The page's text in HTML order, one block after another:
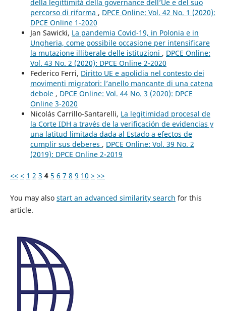
della legittimità della governance dell’Ue e del suo
percorso di riforma , DPCE Online: Vol. 42 No. 1 (2020):
DPCE Online 1-2020
Jan Sawicki, La pandemia Covid-19, in Polonia e in
Ungheria, come possibile occasione per intensificare
la mutazione illiberale delle istituzioni , DPCE Online:
Vol. 43 No. 2 (2020): DPCE Online 2-2020
Federico Ferri, Diritto UE e apolidia nel contesto dei
movimenti migratori: l’anello mancante di una catena
debole , DPCE Online: Vol. 44 No. 3 (2020): DPCE
Online 3-2020
Nicolás Carrillo-Santarelli, La legitimidad procesal de
la Corte IDH a través de la verificación de evidencias y
una latitud limitada dada al Estado a efectos de
cumplir sus deberes , DPCE Online: Vol. 39 No. 2
(2019): DPCE Online 2-2019
<< < 1 2 3 4 5 6 7 8 9 10 > >>
You may also start an advanced similarity search for this
article.